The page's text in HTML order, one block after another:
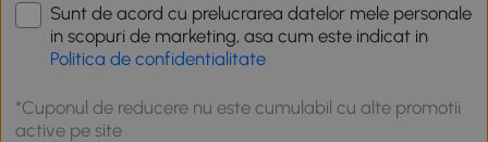
Sunt de acord cu prelucrarea datelor mele personale
in scopuri de marketing, asa cum este indicat in
Politica de confidentialitate
*Cuponul de reducere nu este cumulabil cu alte promotii
active pe site